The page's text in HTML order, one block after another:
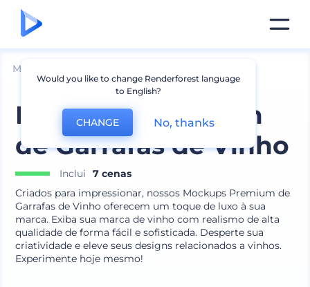
Mockups
Mockups Premium
de Garrafas de Vinho
Inclui
7 cenas
Criados para impressionar, nossos Mockups Premium de
Garrafas de Vinho oferecem um toque de luxo à sua
marca. Exiba sua marca de vinho com realismo de alta
qualidade de forma fácil e sofisticada. Desperte sua
criatividade e eleve seus designs relacionados a vinhos.
Experimente hoje mesmo!
Would you like to change Renderforest language
to English?
CHANGE No, thanks